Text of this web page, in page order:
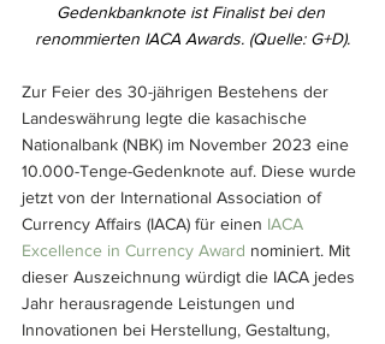
Gedenkbanknote ist Finalist bei den
renommierten IACA Awards. (Quelle: G+D).
Zur Feier des 30-jährigen Bestehens der
Landeswährung legte die kasachische
Nationalbank (NBK) im November 2023 eine
10.000-Tenge-Gedenknote auf. Diese wurde
jetzt von der International Association of
Currency Affairs (IACA) für einen IACA
Excellence in Currency Award nominiert. Mit
dieser Auszeichnung würdigt die IACA jedes
Jahr herausragende Leistungen und
Innovationen bei Herstellung, Gestaltung,